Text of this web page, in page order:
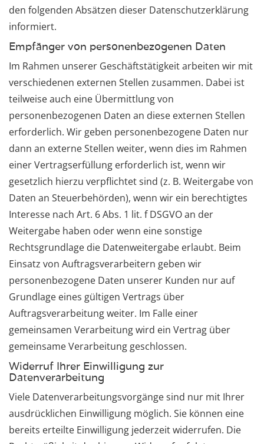
den folgenden Absätzen dieser Datenschutzerklärung
informiert.
Empfänger von personenbezogenen Daten
Im Rahmen unserer Geschäftstätigkeit arbeiten wir mit
verschiedenen externen Stellen zusammen. Dabei ist
teilweise auch eine Übermittlung von
personenbezogenen Daten an diese externen Stellen
erforderlich. Wir geben personenbezogene Daten nur
dann an externe Stellen weiter, wenn dies im Rahmen
einer Vertragserfüllung erforderlich ist, wenn wir
gesetzlich hierzu verpflichtet sind (z. B. Weitergabe von
Daten an Steuerbehörden), wenn wir ein berechtigtes
Interesse nach Art. 6 Abs. 1 lit. f DSGVO an der
Weitergabe haben oder wenn eine sonstige
Rechtsgrundlage die Datenweitergabe erlaubt. Beim
Einsatz von Auftragsverarbeitern geben wir
personenbezogene Daten unserer Kunden nur auf
Grundlage eines gültigen Vertrags über
Auftragsverarbeitung weiter. Im Falle einer
gemeinsamen Verarbeitung wird ein Vertrag über
gemeinsame Verarbeitung geschlossen.
Widerruf Ihrer Einwilligung zur
Datenverarbeitung
Viele Datenverarbeitungsvorgänge sind nur mit Ihrer
ausdrücklichen Einwilligung möglich. Sie können eine
bereits erteilte Einwilligung jederzeit widerrufen. Die